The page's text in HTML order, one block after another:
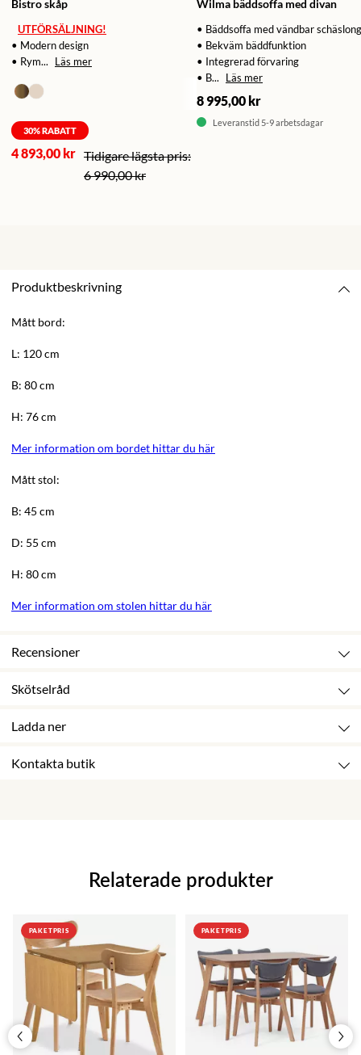
Bistro skåp
UTFÖRSÄLJNING!
• Modern design
• Rym...
Läs mer
30% RABATT
4 893,00 kr
6 990,00 kr
Wilma bäddsoffa med divan
• Bäddsoffa med vändbar schäslong
• Bekväm bäddfunktion
• Integrerad förvaring
• B...
Läs mer
8 995,00 kr
Leveranstid 5-9 arbetsdagar
Produktbeskrivning
Mått bord:
L: 120 cm
B: 80 cm
H: 76 cm
Mer information om bordet hittar du här
Mått stol:
B: 45 cm
D: 55 cm
H: 80 cm
Mer information om stolen hittar du här
Recensioner
Skötselråd
Ladda ner
Kontakta butik
Relaterade produkter
PAKETPRIS PAKETPRIS